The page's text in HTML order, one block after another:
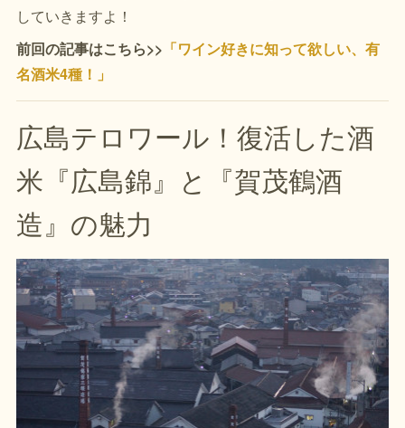
していきますよ！
前回の記事はこちら>> 「ワイン好きに知って欲しい、有
名酒米4種！」
広島テロワール！復活した酒
米『広島錦』と『賀茂鶴酒
造』の魅力